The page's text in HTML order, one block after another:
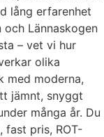
lång erfarenhet
Lännaskogen
– vet vi hur
olika
med moderna,
jämnt, snyggt
många år. Du
pris, ROT-